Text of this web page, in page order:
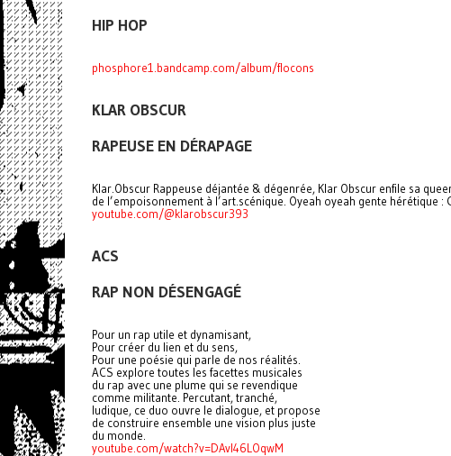
HIP HOP
phosphore1.bandcamp.com/album/flocons
KLAR OBSCUR
RAPEUSE EN DÉRAPAGE
Klar.Obscur Rappeuse déjantée & dégenrée, Klar Obscur enfile sa
de l’empoisonnement à l’art.scénique. Oyeah oyeah gente hérétique :
youtube.com/@klarobscur393
ACS
RAP NON DÉSENGAGÉ
Pour un rap utile et dynamisant,
Pour créer du lien et du sens,
Pour une poésie qui parle de nos réalités.
ACS explore toutes les facettes musicales
du rap avec une plume qui se revendique
comme militante. Percutant, tranché,
ludique, ce duo ouvre le dialogue, et propose
de construire ensemble une vision plus juste
du monde.
youtube.com/watch?v=DAvI46LOqwM